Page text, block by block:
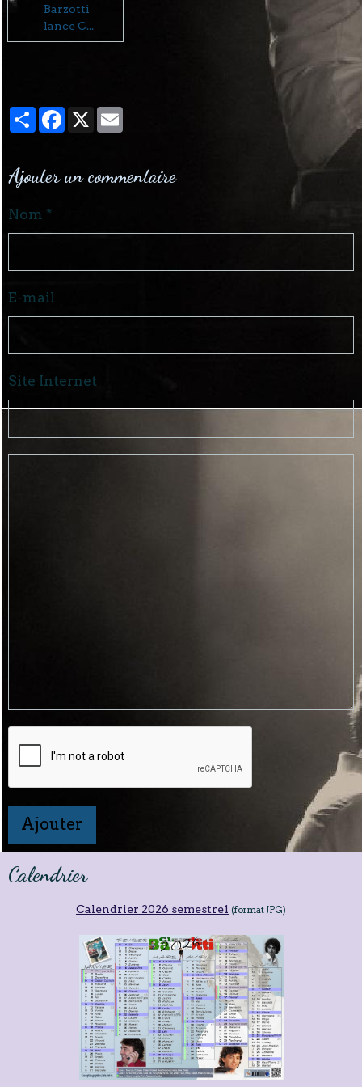
Barzotti
lance C...
PartagerFacebook
X
Ajouter un commentaire
Nom
E-mail
Site Internet
Ajouter
Calendrier
Calendrier 2026 semestre1 (format JPG)